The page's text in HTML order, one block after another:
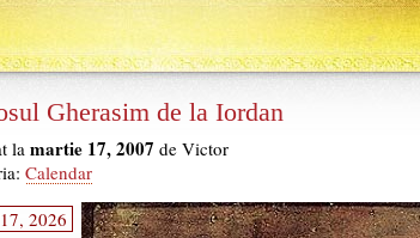
Gherasim de la Iordan
la martie 17, 2007 de Victor
Calendar
2026